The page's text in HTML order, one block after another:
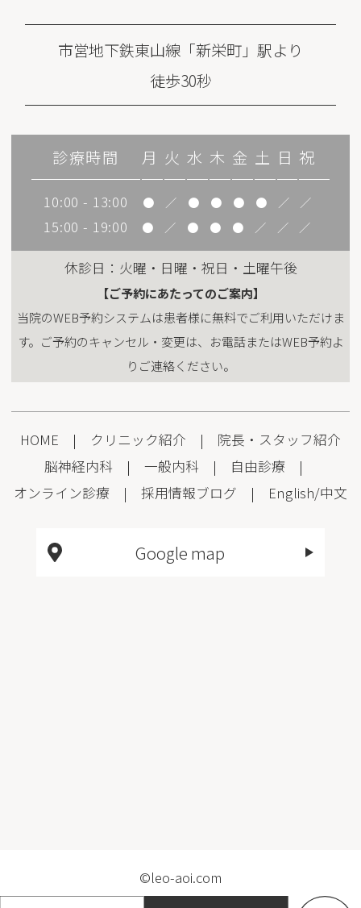
市営地下鉄東山線「新栄町」駅より
徒歩30秒
診療時間 月 火 水 木 金 土 日 祝
10:00 - 13:00 ● ／ ● ● ● ● ／ ／
15:00 - 19:00 ● ／ ● ● ● ／ ／ ／
休診日：火曜・日曜・祝日・土曜午後
【ご予約にあたってのご案内】
当院のWEB予約システムは患者様に無料でご利用いただけま
す。ご予約のキャンセル・変更は、お電話またはWEB予約よ
りご連絡ください。
HOME | クリニック紹介 | 院長・スタッフ紹介
脳神経内科 | 一般内科 | 自由診療 |
オンライン診療 | 採用情報ブログ | English/中文
Google map
©leo-aoi.com